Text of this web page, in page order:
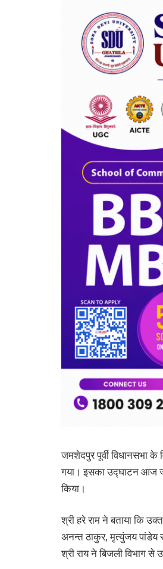
जमशेदपुर पूर्वी विधानसभा के
गया। इसका उद्घाटन आज
किया।
श्री हरे राम ने बताया कि
अनन्त ठाकुर, मृत्युंजय पांडेय
श्री राय ने बिजली विभाग से